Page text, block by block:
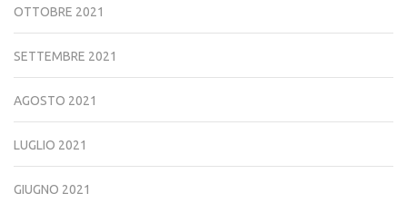
OTTOBRE 2021
SETTEMBRE 2021
AGOSTO 2021
LUGLIO 2021
GIUGNO 2021